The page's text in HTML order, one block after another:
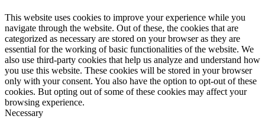
This website uses cookies to improve your experience while you
navigate through the website. Out of these, the cookies that are
categorized as necessary are stored on your browser as they are
essential for the working of basic functionalities of the website. We
also use third-party cookies that help us analyze and understand how
you use this website. These cookies will be stored in your browser
only with your consent. You also have the option to opt-out of these
cookies. But opting out of some of these cookies may affect your
browsing experience.
Necessary